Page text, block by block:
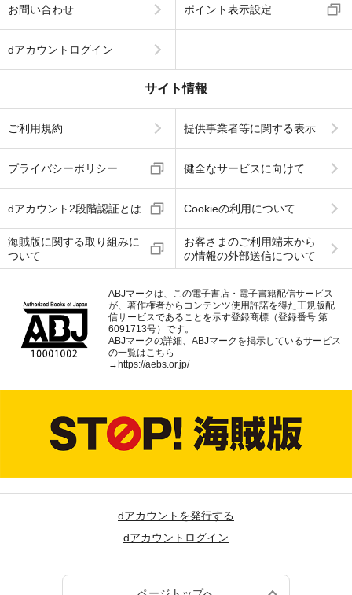
お問い合わせ ポイント表示設定
dアカウントログイン
サイト情報
ご利用規約 提供事業者等に関する表示
プライバシーポリシー 健全なサービスに向けて
dアカウント2段階認証とは Cookieの利用について
海賊版に関する取り組みに
ついて
お客さまのご利用端末から
の情報の外部送信について
ABJマークは、この電子書店・電子書籍配信サービス
が、著作権者からコンテンツ使用許諾を得た正規版配
信サービスであることを示す登録商標（登録番号 第
6091713号）です。
ABJマークの詳細、ABJマークを掲示しているサービス
の一覧はこちら
→ https://aebs.or.jp/
dアカウントを発行する
dアカウントログイン